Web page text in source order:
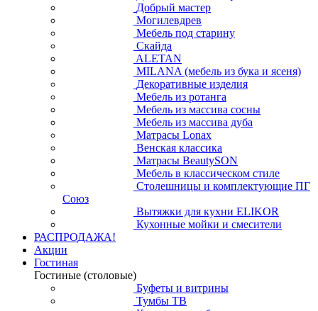
Добрый мастер
Могилевдрев
Мебель под старину
Скайда
ALETAN
MILANA (мебель из бука и ясеня)
Декоративные изделия
Мебель из ротанга
Мебель из массива сосны
Мебель из массива дуба
Матрасы Lonax
Венская классика
Матрасы BeautySON
Мебель в классическом стиле
Столешницы и комплектующие ПГ
Союз
Вытяжки для кухни ELIKOR
Кухонные мойки и смесители
РАСПРОДАЖА!
Акции
Гостиная
Гостиные (столовые)
Буфеты и витрины
Тумбы ТВ